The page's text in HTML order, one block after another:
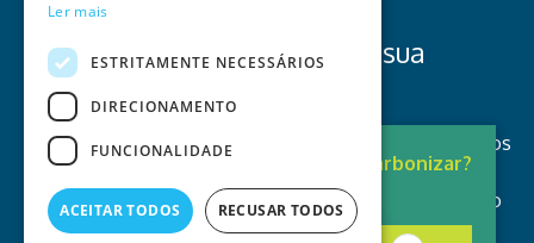
INVESTIMENTO
Investimos na energia da sua
empresa
Na Helexia, ajudamos a sua empresa a reduzir custos
e emissões. Desenhamos, instalamos e operamos
soluções de energia e podemos também financiar o
projeto, para que não tenha de fazer investimento
Pronto para
Descarbonizar?
A solução está aqui.
Ler mais
ESTRITAMENTE NECESSÁRIOS
DIRECIONAMENTO
FUNCIONALIDADE
ACEITAR TODOS RECUSAR TODOS